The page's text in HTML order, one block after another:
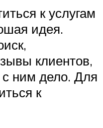
к услугам
идея.
клиентов,
ним дело. Для
к